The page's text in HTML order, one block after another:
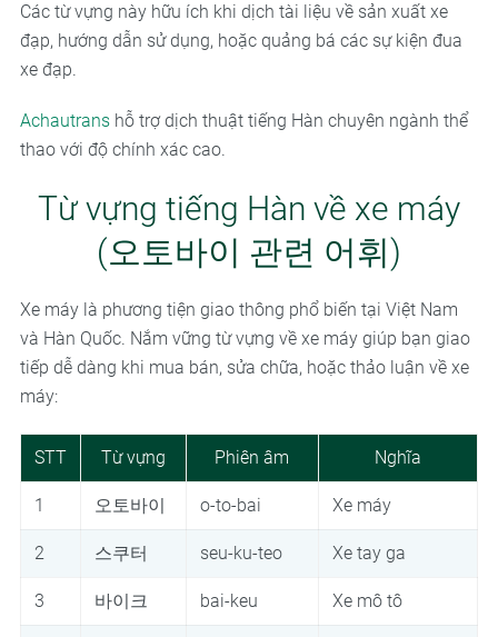
Các từ vựng này hữu ích khi dịch tài liệu về sản xuất xe
đạp, hướng dẫn sử dụng, hoặc quảng bá các sự kiện đua
xe đạp.
Achautranshỗ trợ dịch thuật tiếng Hàn chuyên ngành thể
thao với độ chính xác cao.
Từ vựng tiếng Hàn về xe máy
(오토바이 관련 어휘)
Xe máy là phương tiện giao thông phổ biến tại Việt Nam
và Hàn Quốc. Nắm vững từ vựng về xe máy giúp bạn giao
tiếp dễ dàng khi mua bán, sửa chữa, hoặc thảo luận về xe
máy:
STT Từ vựng Phiên âm Nghĩa
1 오토바이 o-to-bai Xe máy
2 스쿠터 seu-ku-teo Xe tay ga
3 바이크 bai-keu Xe mô tô